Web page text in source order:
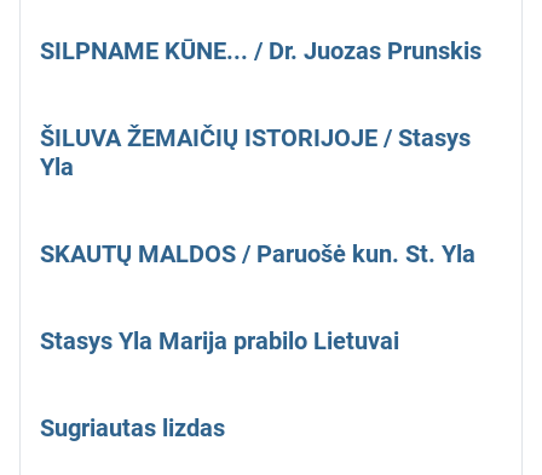
SILPNAME KŪNE... / Dr. Juozas Prunskis
ŠILUVA ŽEMAIČIŲ ISTORIJOJE / Stasys
Yla
SKAUTŲ MALDOS / Paruošė kun. St. Yla
Stasys Yla Marija prabilo Lietuvai
Sugriautas lizdas